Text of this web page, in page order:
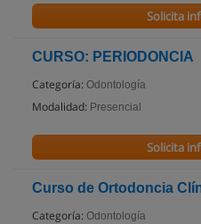
Solicita
CURSO: PERIODONCIA
Categoría: Odontología
Modalidad: Presencial
Solicita
Curso de Ortodoncia
Categoría: Odontología